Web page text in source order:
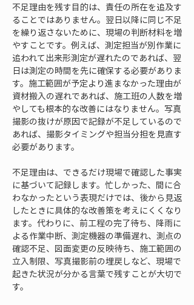
不足理由を残す目的は、責任の所在を追及す
ることではありません。翌日以降に同じ不足
を繰り返さないために、現場の判断材料を増
やすことです。例えば、測定担当が別作業に
追われて出来形測定が遅れたのであれば、翌
日は測定の時間を先に確保する必要がありま
す。施工範囲が予定より進まなかった理由が
資材搬入の遅れであれば、施工班の人数を増
やしても根本的な改善にはなりません。写真
撮影の抜けが原因で記録が不足しているので
あれば、撮影タイミングや担当分担を見直す
必要があります。
不足理由は、できるだけ現場で確認した事実
に基づいて記録します。忙しかった、間に合
わなかったという表現だけでは、後から見返
したときに具体的な改善策を考えにくくなり
ます。代わりに、前工程の完了待ち、降雨に
よる作業中断、測定機器の準備遅れ、測点の
確認不足、図面変更の反映待ち、施工範囲の
立入制限、写真撮影前の埋戻しなど、現場で
起きた状況が分かる言葉で残すことが大切で
す。